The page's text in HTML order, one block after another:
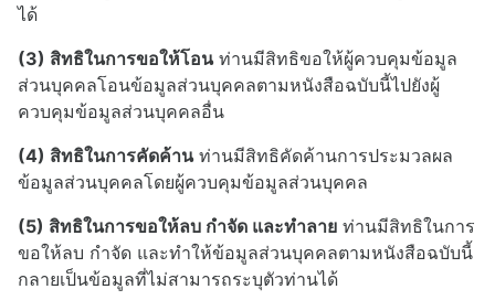
ได้
(3) สิทธิในการขอให้โอนท่านมีสิทธิขอให้ผู้ควบคุมข้อมูล
ส่วนบุคคลโอนข้อมูลส่วนบุคคลตามหนังสือฉบับนี้ไปยังผู้
ควบคุมข้อมูลส่วนบุคคลอื่น
(4) สิทธิในการคัดค้านท่านมีสิทธิคัดค้านการประมวลผล
ข้อมูลส่วนบุคคลโดยผู้ควบคุมข้อมูลส่วนบุคคล
(5) สิทธิในการขอให้ลบ กำจัด และทำลาย ท่านมีสิทธิในการ
ขอให้ลบ กำจัด และทำให้ข้อมูลส่วนบุคคลตามหนังสือฉบับนี้
กลายเป็นข้อมูลที่ไม่สามารถระบุตัวท่านได้